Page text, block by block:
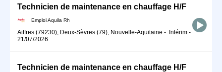
Technicien de maintenance en chauffage H/F
Emploi Aquila Rh
Aiffres (79230), Deux-Sèvres (79), Nouvelle-Aquitaine - Intérim -
21/07/2026
Technicien de maintenance en chauffage H/F